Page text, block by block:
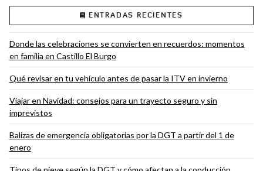
ENTRADAS RECIENTES
Donde las celebraciones se convierten en recuerdos: momentos
en familia en Castillo El Burgo
Qué revisar en tu vehículo antes de pasar la ITV en invierno
Viajar en Navidad: consejos para un trayecto seguro y sin
imprevistos
Balizas de emergencia obligatorias por la DGT a partir del 1 de
enero